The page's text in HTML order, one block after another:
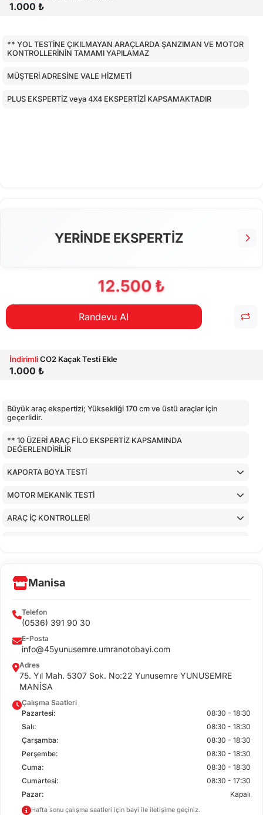
1.000 ₺
** YOL TESTİNE ÇIKILMAYAN ARAÇLARDA ŞANZIMAN VE MOTOR
KONTROLLERİNİN TAMAMI YAPILAMAZ
MÜŞTERİ ADRESİNE VALE HİZMETİ
PLUS EKSPERTİZ veya 4X4 EKSPERTİZİ KAPSAMAKTADIR
YERİNDE EKSPERTİZ
12.500 ₺
Randevu Al
İndirimliCO2 Kaçak Testi Ekle
1.000 ₺
Büyük araç ekspertizi; Yüksekliği 170 cm ve üstü araçlar için
geçerlidir.
** 10 ÜZERİ ARAÇ FİLO EKSPERTİZ KAPSAMINDA
DEĞERLENDİRİLİR
KAPORTA BOYA TESTİ
MOTOR MEKANİK TESTİ
ARAÇ İÇ KONTROLLERİ
Manisa
Telefon
(0536) 391 90 30
E-Posta
info@45yunusemre.umranotobayi.com
Adres
75. Yıl Mah. 5307 Sok. No:22 Yunusemre YUNUSEMRE
MANİSA
Çalışma Saatleri
Pazartesi:
08:30 - 18:30
Salı:
08:30 - 18:30
Çarşamba:
08:30 - 18:30
Perşembe:
08:30 - 18:30
Cuma:
08:30 - 18:30
Cumartesi:
08:30 - 17:30
Pazar:
Kapalı
Hafta sonu çalışma saatleri için bayi ile iletişime geçiniz.